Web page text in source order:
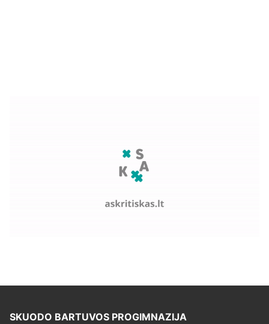
SKUODO BARTUVOS PROGIMNAZIJA